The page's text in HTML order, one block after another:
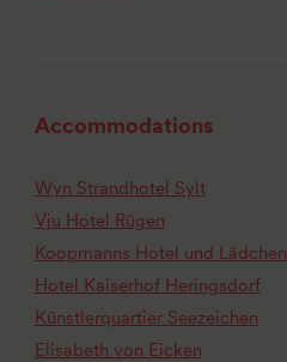
Accommodations
Wyn Strandhotel Sylt
Vju Hotel Rügen
Koopmanns Hotel und Lädchen
Hotel Kaiserhof Heringsdorf
Künstlerquartier Seezeichen
Elisabeth von Eicken